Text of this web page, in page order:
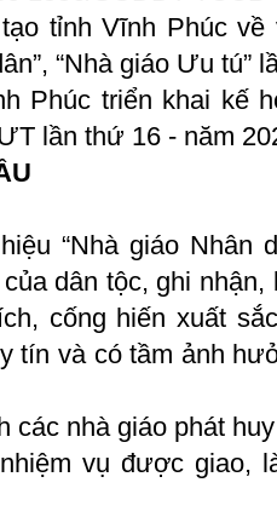
tỉnh Vĩnh Phúc về
“Nhà giáo Ưu tú”
Phúc triển khai kế
lần thứ 16 - năm
“Nhà giáo Nhân
dân tộc, ghi
cống hiến xuất
tín và có tầm ảnh
các nhà giáo phát
vụ được giao,